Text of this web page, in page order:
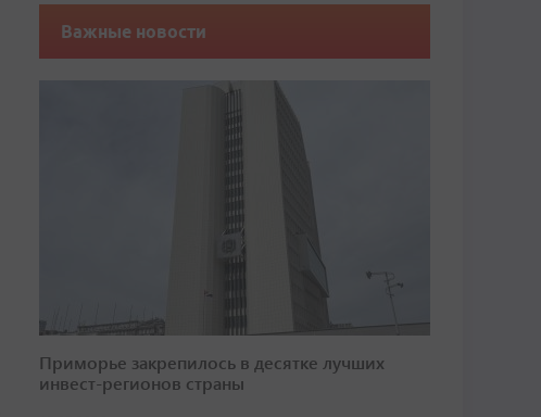
Важные новости
Приморье закрепилось в десятке лучших
инвест-регионов страны